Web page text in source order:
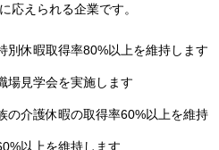
応えられる企業です。
別休暇取得率80%以上を維持します
場見学会を実施します
の介護休暇の取得率60%以上を維持
以上を維持します